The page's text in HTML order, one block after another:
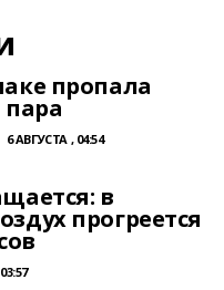
пропала
пара
6 АВГУСТА , 04:54
в
прогреется